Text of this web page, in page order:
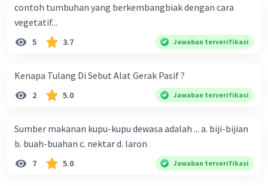
contoh tumbuhan yang berkembangbiak dengan cara
vegetatif...
5 3.7 Jawaban terverifikasi
Kenapa Tulang Di Sebut Alat Gerak Pasif ?
2 5.0 Jawaban terverifikasi
Sumber makanan kupu-kupu dewasa adalah ... a. biji-bijian
b. buah-buahan c. nektar d. laron
7 5.0 Jawaban terverifikasi